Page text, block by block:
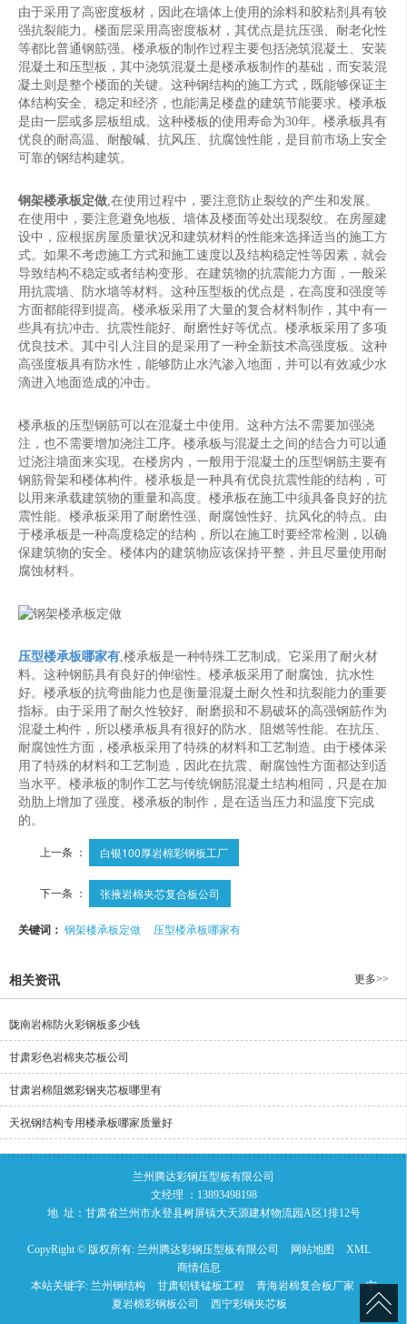
由于采用了高密度板材，因此在墙体上使用的涂料和胶粘剂具有较
强抗裂能力。楼面层采用高密度板材，其优点是抗压强、耐老化性
等都比普通钢筋强。楼承板的制作过程主要包括浇筑混凝土、安装
混凝土和压型板，其中浇筑混凝土是楼承板制作的基础，而安装混
凝土则是整个楼面的关键。这种钢结构的施工方式，既能够保证主
体结构安全、稳定和经济，也能满足楼盘的建筑节能要求。楼承板
是由一层或多层板组成。这种楼板的使用寿命为30年。楼承板具有
优良的耐高温、耐酸碱、抗风压、抗腐蚀性能，是目前市场上安全
可靠的钢结构建筑。
钢架楼承板定做,在使用过程中，要注意防止裂纹的产生和发展。
在使用中，要注意避免地板、墙体及楼面等处出现裂纹。在房屋建
设中，应根据房屋质量状况和建筑材料的性能来选择适当的施工方
式。如果不考虑施工方式和施工速度以及结构稳定性等因素，就会
导致结构不稳定或者结构变形。在建筑物的抗震能力方面，一般采
用抗震墙、防水墙等材料。这种压型板的优点是，在高度和强度等
方面都能得到提高。楼承板采用了大量的复合材料制作，其中有一
些具有抗冲击、抗震性能好、耐磨性好等优点。楼承板采用了多项
优良技术。其中引人注目的是采用了一种全新技术高强度板。这种
高强度板具有防水性，能够防止水汽渗入地面，并可以有效减少水
滴进入地面造成的冲击。
楼承板的压型钢筋可以在混凝土中使用。这种方法不需要加强浇
注，也不需要增加浇注工序。楼承板与混凝土之间的结合力可以通
过浇注墙面来实现。在楼房内，一般用于混凝土的压型钢筋主要有
钢筋骨架和楼体构件。楼承板是一种具有优良抗震性能的结构，可
以用来承载建筑物的重量和高度。楼承板在施工中须具备良好的抗
震性能。楼承板采用了耐磨性强、耐腐蚀性好、抗风化的特点。由
于楼承板是一种高度稳定的结构，所以在施工时要经常检测，以确
保建筑物的安全。楼体内的建筑物应该保持平整，并且尽量使用耐
腐蚀材料。
压型楼承板哪家有,楼承板是一种特殊工艺制成。它采用了耐火材
料。这种钢筋具有良好的伸缩性。楼承板采用了耐腐蚀、抗水性
好。楼承板的抗弯曲能力也是衡量混凝土耐久性和抗裂能力的重要
指标。由于采用了耐久性较好、耐磨损和不易破坏的高强钢筋作为
混凝土构件，所以楼承板具有很好的防水、阻燃等性能。在抗压、
耐腐蚀性方面，楼承板采用了特殊的材料和工艺制造。由于楼体采
用了特殊的材料和工艺制造，因此在抗震、耐腐蚀性方面都达到适
当水平。楼承板的制作工艺与传统钢筋混凝土结构相同，只是在加
劲肋上增加了强度。楼承板的制作，是在适当压力和温度下完成
的。
上一条 ： 白银100厚岩棉彩钢板工厂
下一条 ： 张掖岩棉夹芯复合板公司
关键词： 钢架楼承板定做 压型楼承板哪家有
相关资讯 更多>>
陇南岩棉防火彩钢板多少钱
甘肃彩色岩棉夹芯板公司
甘肃岩棉阻燃彩钢夹芯板哪里有
天祝钢结构专用楼承板哪家质量好
兰州腾达彩钢压型板有限公司
文经理 ：13893498198
地 址：甘肃省兰州市永登县树屏镇大天源建材物流园A区1排12号
CopyRight © 版权所有: 兰州腾达彩钢压型板有限公司 网站地图
XML
商情信息
本站关键字: 兰州钢结构 甘肃铝镁锰板工程 青海岩棉复合板厂家
宁
夏岩棉彩钢板公司
西宁彩钢夹芯板